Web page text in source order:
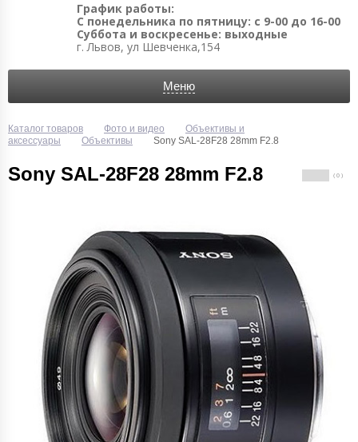
График работы:
С понедельника по пятницу: с 9-00 до 16-00
Суббота и воскресенье: выходные
г. Львов, ул Шевченка,154
Меню
Каталог товаров Фото и видео
Объективы и
аксессуары
Объективы Sony SAL-28F28 28mm F2.8
Sony SAL-28F28 28mm F2.8 ( 0 )